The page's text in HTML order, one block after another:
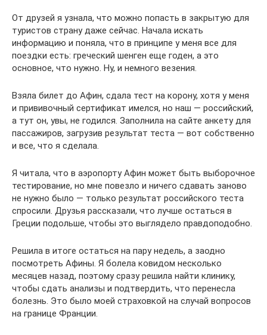
От друзей я узнала, что можно попасть в закрытую для
туристов страну даже сейчас. Начала искать
информацию и поняла, что в принципе у меня все для
поездки есть: греческий шенген еще годен, а это
основное, что нужно. Ну, и немного везения.
Взяла билет до Афин, сдала тест на корону, хотя у меня
и прививочный сертификат имелся, но наш — российский,
а тут он, увы, не годился. Заполнила на сайте анкету для
пассажиров, загрузив результат теста — вот собственно
и все, что я сделала.
Я читала, что в аэропорту Афин может быть выборочное
тестирование, но мне повезло и ничего сдавать заново
не нужно было — только результат российского теста
спросили. Друзья рассказали, что лучше остаться в
Греции подольше, чтобы это выглядело правдоподобно.
Решила в итоге остаться на пару недель, а заодно
посмотреть Афины. Я болела ковидом несколько
месяцев назад, поэтому сразу решила найти клинику,
чтобы сдать анализы и подтвердить, что перенесла
болезнь. Это было моей страховкой на случай вопросов
на границе Франции.